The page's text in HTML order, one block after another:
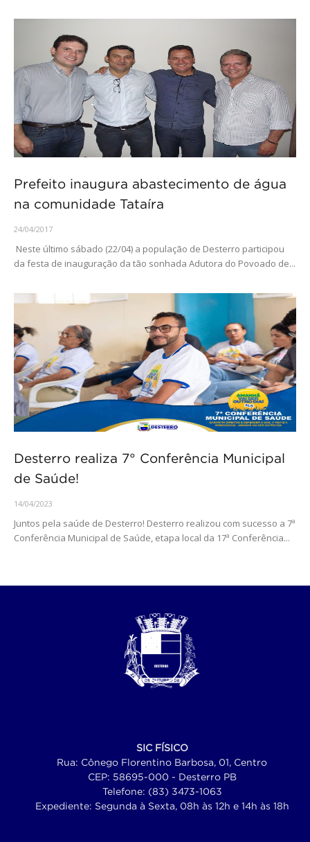
Prefeito inaugura abastecimento de água
na comunidade Tataíra
24/04/2017
Neste último sábado (22/04) a população de Desterro participou
da festa de inauguração da tão sonhada Adutora do Povoado de...
Desterro realiza 7° Conferência Municipal
de Saúde!
14/04/2023
Juntos pela saúde de Desterro! Desterro realizou com sucesso a 7ª
Conferência Municipal de Saúde, etapa local da 17ª Conferência...
SIC FÍSICO
Rua: Cônego Florentino Barbosa, 01, Centro
CEP: 58695-000 - Desterro PB
Telefone: (83) 3473-1063
Expediente: Segunda à Sexta, 08h às 12h e 14h às 18h